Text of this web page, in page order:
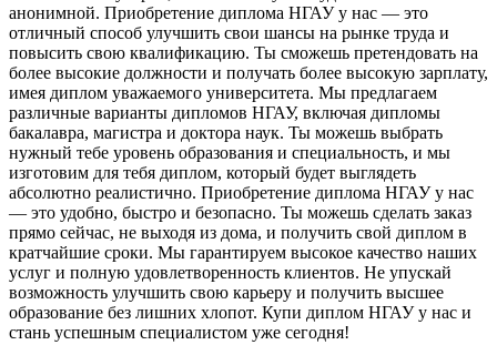
анонимной. Приобретение диплома НГАУ у нас — это
отличный способ улучшить свои шансы на рынке труда и
повысить свою квалификацию. Ты сможешь претендовать на
более высокие должности и получать более высокую зарплату,
имея диплом уважаемого университета. Мы предлагаем
различные варианты дипломов НГАУ, включая дипломы
бакалавра, магистра и доктора наук. Ты можешь выбрать
нужный тебе уровень образования и специальность, и мы
изготовим для тебя диплом, который будет выглядеть
абсолютно реалистично. Приобретение диплома НГАУ у нас
— это удобно, быстро и безопасно. Ты можешь сделать заказ
прямо сейчас, не выходя из дома, и получить свой диплом в
кратчайшие сроки. Мы гарантируем высокое качество наших
услуг и полную удовлетворенность клиентов. Не упускай
возможность улучшить свою карьеру и получить высшее
образование без лишних хлопот. Купи диплом НГАУ у нас и
стань успешным специалистом уже сегодня!